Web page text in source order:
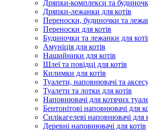
Дряпки-комплекси та
Дряпки-лежанки для котів
Переноски, будиночки та
Переноски для котів
Будиночки та лежанки для
Амуніція для котів
Нашийники для котів
Шлеї та повідці для котів
Килимки для котів
Туалети, наповнювачі та
Туалети та лотки для котів
Наповнювачі для котячих
Бентонітові наповнювачі для
Силікагелеві наповнювачі для
Деревні наповнювачі для котів